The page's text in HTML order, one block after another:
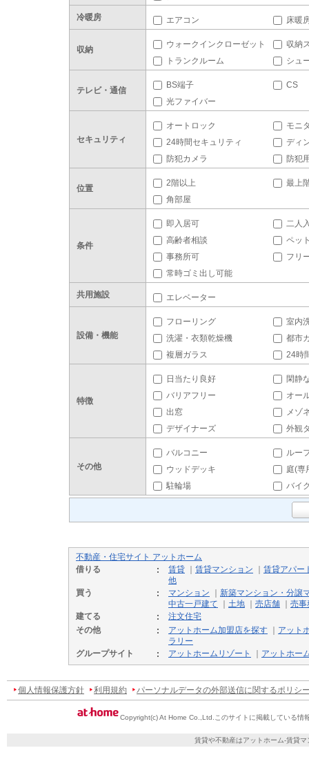
冷暖房 エアコン 床暖
収納
ウォークインクローゼット
収納
トランクルーム
シュ
テレビ・通信
BS端子
CS
光ファイバー
セキュリティ
オートロック
モニ
24時間セキュリティ
ディ
防犯カメラ
防犯
位置
2階以上
最上
角部屋
条件
即入居可
二人
高齢者相談
ペッ
事務所可
フリ
常時ゴミ出し可能
共用施設 エレベーター
設備・機能
フローリング
室内
洗濯・衣類乾燥機
都市
複層ガラス
24時
特徴
日当たり良好
閑静
バリアフリー
オー
出窓
メゾ
デザイナーズ
外観
その他
バルコニー
ルー
ウッドデッキ
庭(専
駐輪場
バイ
不動産・住宅サイト アットホーム
借りる
賃貸 賃貸マンション
賃貸アパー
他
買う
マンション
新築マンション・分譲
中古一戸建て
土地 売店舗
売事
建てる
注文住宅
その他
アットホーム加盟店を探す
アット
ラリー
グループサイト
アットホームリゾート アットホー
個人情報保護方針 利用規約 パーソナルデータの外部送信に関するポリシ
Copyright(c) At Home Co.,Ltd. このサイトに掲載している情
賃貸や不動産はアットホーム-賃貸